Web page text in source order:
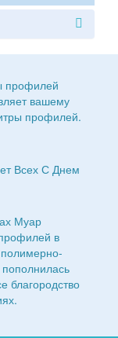
вашему
профилей.
Всех С Днем
в
благородство